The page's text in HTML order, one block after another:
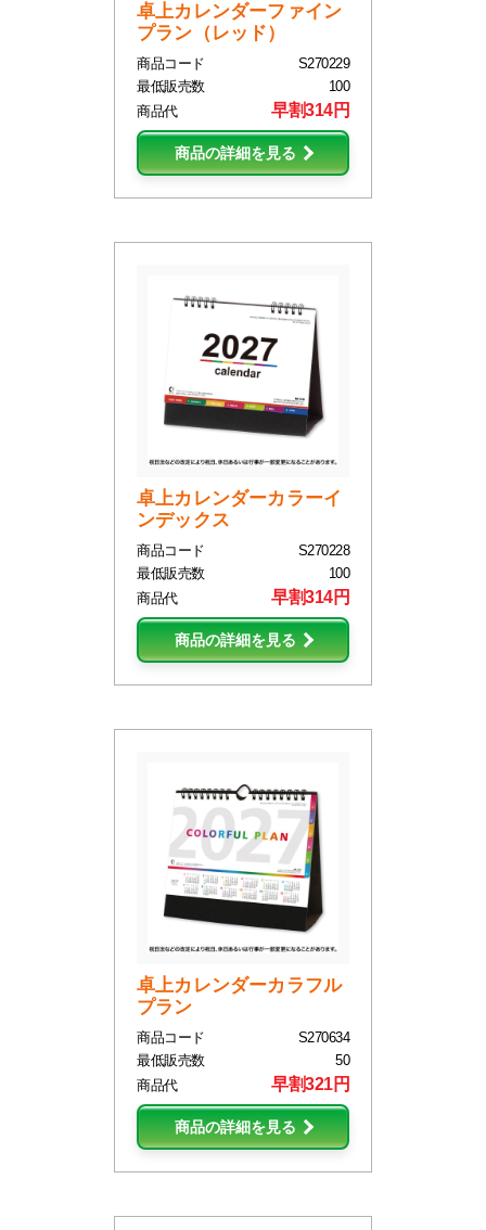
卓上カレンダーファイン
プラン（レッド）
商品コード
S270229
最低販売数
100
商品代
早割314円
商品の詳細を見る
卓上カレンダーカラーイ
ンデックス
商品コード
S270228
最低販売数
100
商品代
早割314円
商品の詳細を見る
卓上カレンダーカラフル
プラン
商品コード
S270634
最低販売数
50
商品代
早割321円
商品の詳細を見る